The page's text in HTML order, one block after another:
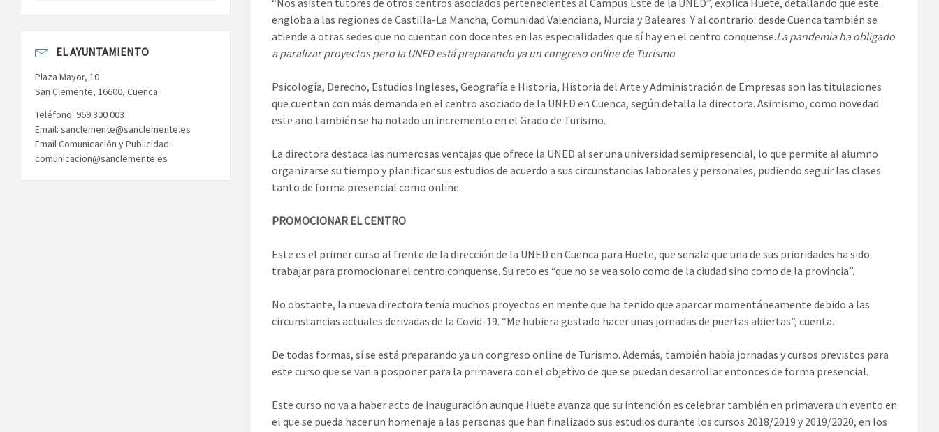
“Nos asisten tutores de otros centros asociados pertenecientes al Campus Este de la UNED”, explica Huete, detallando que este
engloba a las regiones de Castilla-La Mancha, Comunidad Valenciana, Murcia y Baleares. Y al contrario: desde Cuenca también se
atiende a otras sedes que no cuentan con docentes en las especialidades que sí hay en el centro conquense.La pandemia ha obligado
a paralizar proyectos pero la UNED está preparando ya un congreso online de Turismo
Psicología, Derecho, Estudios Ingleses, Geografía e Historia, Historia del Arte y Administración de Empresas son las titulaciones
que cuentan con más demanda en el centro asociado de la UNED en Cuenca, según detalla la directora. Asimismo, como novedad
este año también se ha notado un incremento en el Grado de Turismo.
La directora destaca las numerosas ventajas que ofrece la UNED al ser una universidad semipresencial, lo que permite al alumno
organizarse su tiempo y planificar sus estudios de acuerdo a sus circunstancias laborales y personales, pudiendo seguir las clases
tanto de forma presencial como online.
PROMOCIONAR EL CENTRO
Este es el primer curso al frente de la dirección de la UNED en Cuenca para Huete, que señala que una de sus prioridades ha sido
trabajar para promocionar el centro conquense. Su reto es “que no se vea solo como de la ciudad sino como de la provincia”.
No obstante, la nueva directora tenía muchos proyectos en mente que ha tenido que aparcar momentáneamente debido a las
circunstancias actuales derivadas de la Covid-19. “Me hubiera gustado hacer unas jornadas de puertas abiertas”, cuenta.
De todas formas, sí se está preparando ya un congreso online de Turismo. Además, también había jornadas y cursos previstos para
este curso que se van a posponer para la primavera con el objetivo de que se puedan desarrollar entonces de forma presencial.
Este curso no va a haber acto de inauguración aunque Huete avanza que su intención es celebrar también en primavera un evento en
el que se pueda hacer un homenaje a las personas que han finalizado sus estudios durante los cursos 2018/2019 y 2019/2020, en los
EL AYUNTAMIENTO
Plaza Mayor, 10
San Clemente, 16600, Cuenca
Teléfono: 969 300 003
Email: sanclemente@sanclemente.es
Email Comunicación y Publicidad:
comunicacion@sanclemente.es